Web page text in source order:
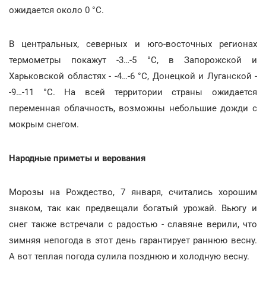
ожидается около 0 °С.
В центральных, северных и юго-восточных регионах
термометры покажут -3…-5 °С, в Запорожской и
Харьковской областях - -4…-6 °С, Донецкой и Луганской -
-9…-11 °С. На всей территории страны ожидается
переменная облачность, возможны небольшие дожди с
мокрым снегом.
Народные приметы и верования
Морозы на Рождество, 7 января, считались хорошим
знаком, так как предвещали богатый урожай. Вьюгу и
снег также встречали с радостью - славяне верили, что
зимняя непогода в этот день гарантирует раннюю весну.
А вот теплая погода сулила позднюю и холодную весну.